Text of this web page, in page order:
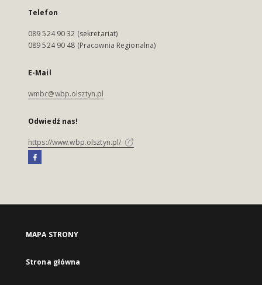
Telefon
089 524 90 32 (sekretariat)
089 524 90 48 (Pracownia Regionalna)
E-Mail
wmbc@wbp.olsztyn.pl
Odwiedź nas!
https://www.wbp.olsztyn.pl/
MAPA STRONY
Strona główna